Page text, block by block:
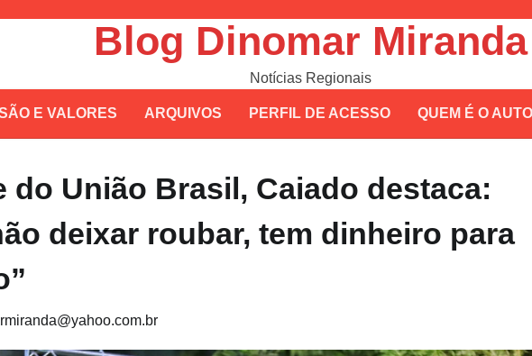
Blog Dinomar Miranda
Notícias Regionais
E VALORES ARQUIVOS PERFIL DE ACESSO QUEM É O
do União Brasil, Caiado destaca:
deixar roubar, tem dinheiro para